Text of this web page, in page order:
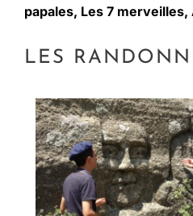
papales, Les 7
LES